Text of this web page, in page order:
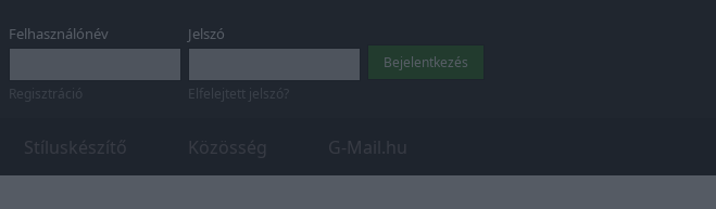
Felhasználónév
Regisztráció
Jelszó
Elfelejtett jelszó?
Stíluskészítő Közösség G-Mail.hu